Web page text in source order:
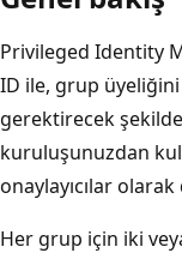
Privileged Identity
ID ile, grup
gerektirecek
kuruluşunuzdan
onaylayıcılar
Her grup için iki